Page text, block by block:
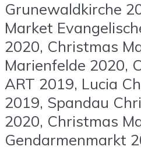
Grunewaldkirche
Market
2020, Christmas
Marienfelde 2020,
ART 2019, Lucia
2019, Spandau
2020, Christmas
Gendarmenmarkt